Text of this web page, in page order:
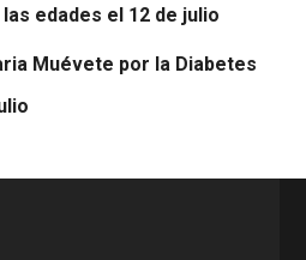
edades el 12 de julio
Muévete por la Diabetes